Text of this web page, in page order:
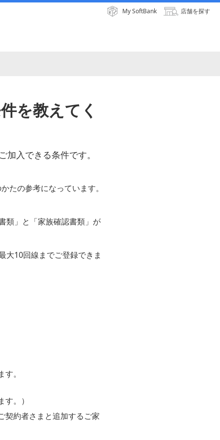
My SoftBank 店舗を探す
を教えてく
入できる条件です。
たの参考になっています。
類」と「家族確認書類」が
大10回線までご登録できま
。
。）
契約者さまと追加するご家